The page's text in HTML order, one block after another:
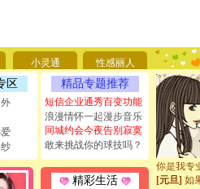
小灵通 性感丽人
区 精品专题推荐
短信企业通秀百变功能
浪漫情怀一起漫步音乐
同城约会今夜告别寂寞
敢来挑战你的球技吗？
精彩生活
[圣诞节]
能正大光
天都要快
[圣诞节]
如意,快
[元旦]看
断电。爱
你是我专
[元旦]如
起；二是